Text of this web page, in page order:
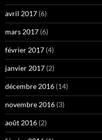
avril 2017 (6)
mars 2017 (6)
février 2017 (4)
janvier 2017 (2)
décembre 2016 (14)
novembre 2016 (3)
août 2016 (2)